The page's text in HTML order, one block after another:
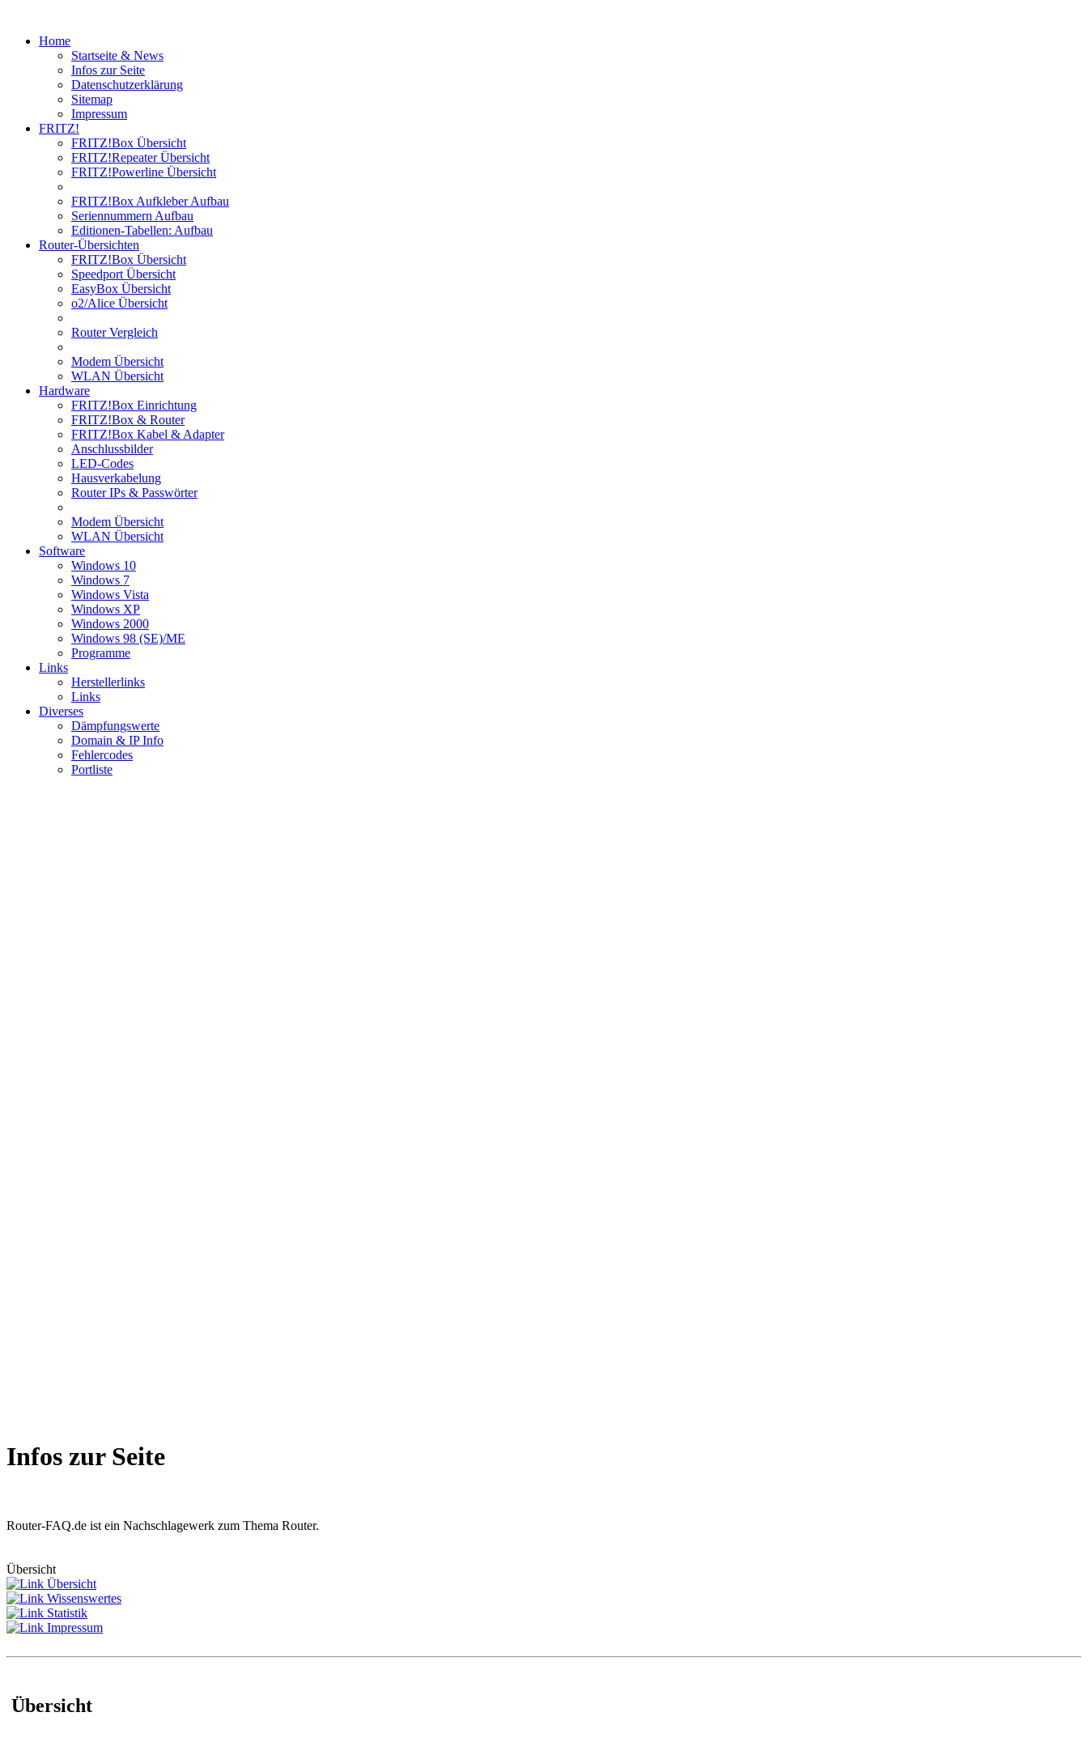
Home
Startseite & News
Infos zur Seite
Datenschutzerklärung
Sitemap
Impressum
FRITZ!
FRITZ!Box Übersicht
FRITZ!Repeater Übersicht
FRITZ!Powerline Übersicht
FRITZ!Box Aufkleber Aufbau
Seriennummern Aufbau
Editionen-Tabellen: Aufbau
Router-Übersichten
FRITZ!Box Übersicht
Speedport Übersicht
EasyBox Übersicht
o2/Alice Übersicht
Router Vergleich
Modem Übersicht
WLAN Übersicht
Hardware
FRITZ!Box Einrichtung
FRITZ!Box & Router
FRITZ!Box Kabel & Adapter
Anschlussbilder
LED-Codes
Hausverkabelung
Router IPs & Passwörter
Modem Übersicht
WLAN Übersicht
Software
Windows 10
Windows 7
Windows Vista
Windows XP
Windows 2000
Windows 98 (SE)/ME
Programme
Links
Herstellerlinks
Links
Diverses
Dämpfungswerte
Domain & IP Info
Fehlercodes
Portliste
Infos zur Seite
Router-FAQ.de ist ein Nachschlagewerk zum Thema Router.
Übersicht
Übersicht
Wissenswertes
Statistik
Impressum
Übersicht